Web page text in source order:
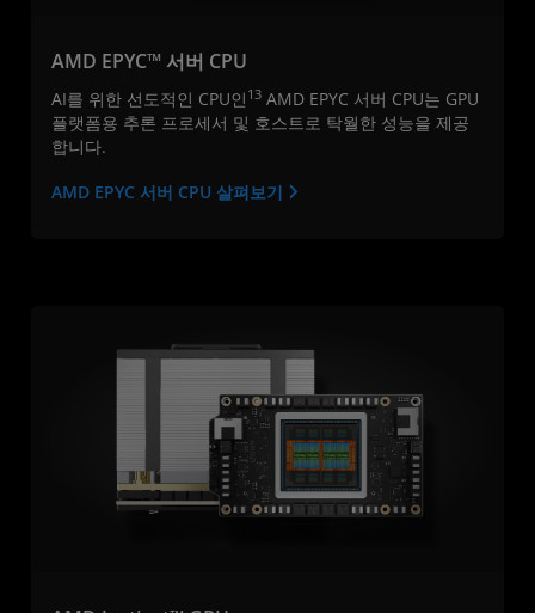
AMD EPYC™ 서버 CPU
AI를 위한 선도적인 CPU인 13 AMD EPYC 서버 CPU는 GPU
플랫폼용 추론 프로세서 및 호스트로 탁월한 성능을 제공
합니다.
AMD EPYC 서버 CPU 살펴보기